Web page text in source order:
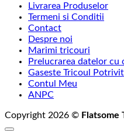
Livrarea Produselor
Termeni si Conditii
Contact
Despre noi
Marimi tricouri
Prelucrarea datelor cu
Gaseste Tricoul Potrivit
Contul Meu
ANPC
Copyright 2026 © Flatsome